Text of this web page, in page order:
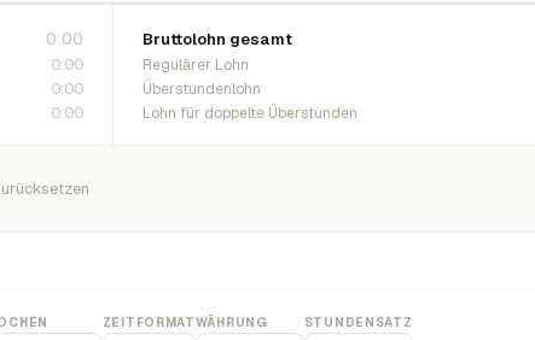
0:00
0:00
0:00
0:00
Bruttolohn gesamt
Regulärer Lohn
Überstundenlohn
Lohn für doppelte Überstunden
ZEITFORMATWÄHRUNG STUNDENSATZ